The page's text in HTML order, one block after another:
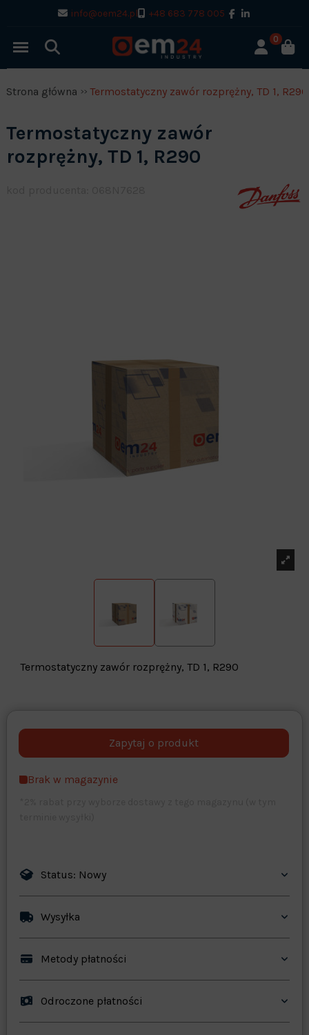
info@oem24.pl +48 683 778 005
0
Strona główna Termostatyczny zawór rozprężny, TD 1, R290
Termostatyczny zawór
rozprężny, TD 1, R290
Termostatyczny zawór rozprężny, TD 1, R290
opcjonalne Maks. 250 znaków
Brak w magazynie
Status: Nowy
Wysyłka
Metody płatności
Odroczone płatności